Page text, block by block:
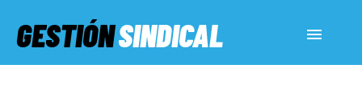
GESTIÓNSINDICAL